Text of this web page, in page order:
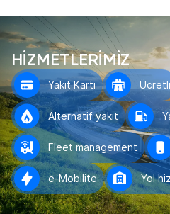
HİZMETLERİMİZ
Yakıt Kartı Ücretli
Alternatif yakıt
Fleet management
e-Mobilite Yol